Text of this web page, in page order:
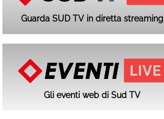
Guarda SUD TV in diretta streaming
Gli eventi web di Sud TV